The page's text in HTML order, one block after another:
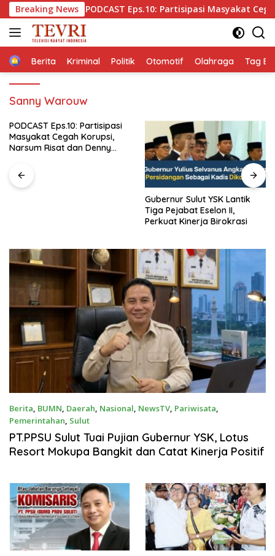
Langsung
ke
konten
Breaking News
PODCAST Eps.10: Partisipasi Masyakat Cegah
HomeBerita Kriminal Politik Otomotif Olahraga Tag
Sanny Warouw
Barisan Pembaharuan 08:
Kabinet Bayangan Oposisi
Jangan Ganggu Stabilitas
Berita, BUMN, Daerah, Nasional, NewsTV, Pariwisata,
Pemerintahan, Sulut
Juli 8, 2026
PT.PPSU Sulut Tuai Pujian Gubernur YSK, Lotus
Resort Mokupa Bangkit dan Catat Kinerja Positif